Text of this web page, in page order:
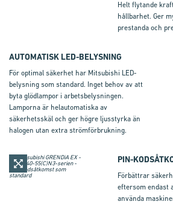
Helt flytande
hållbarhet. Ger
prestanda och
AUTOMATISK LED-BELYSNING
För optimal säkerhet har Mitsubishi LED-
belysning som standard. Inget behov av att
byta glödlampor i arbetsbelysningen.
Lamporna är helautomatiska av
säkerhetsskäl och ger högre ljusstyrka än
halogen utan extra strömförbrukning.
PIN-
Förbättrar
eftersom endast
använda